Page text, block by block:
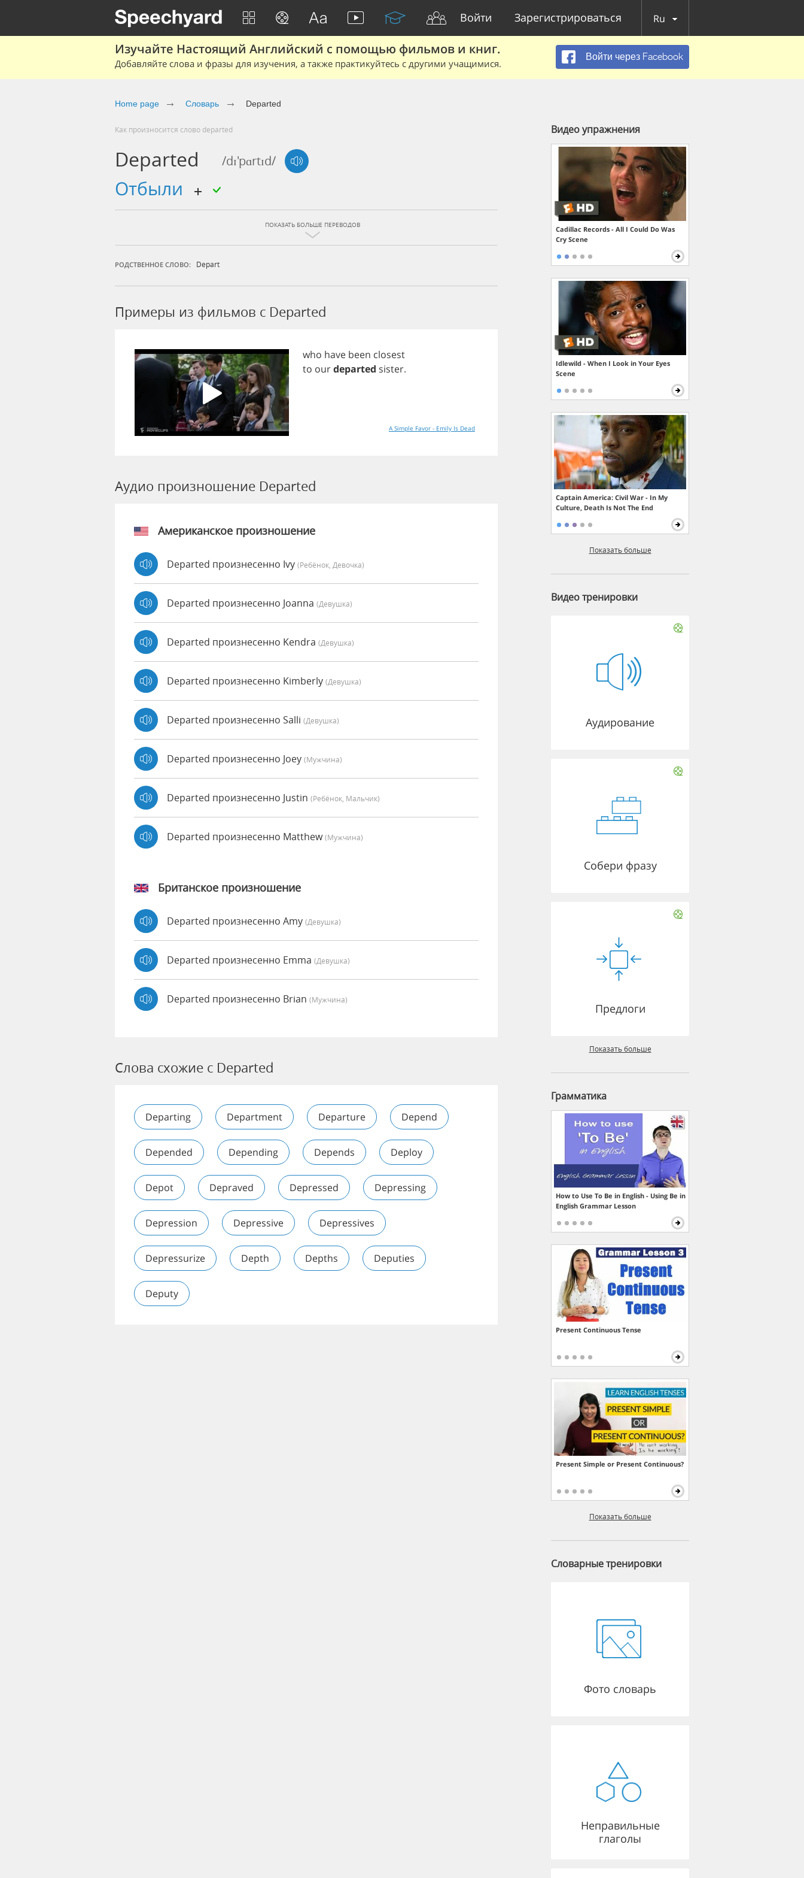
Войти Зарегистрироваться Ru
Изучайте Настоящий Английский с помощью фильмов и книг.
Добавляйте слова и фразы для изучения, а также практикуйтесь с другими учащимися.
Войти через Facebook
Home page Словарь Departed
Как произносится слово departed
Departed /dɪ'pɑrtɪd/
отбыли
ПОКАЗАТЬ БОЛЬШЕ ПЕРЕВОДОВ
РОДСТВЕННОЕ СЛОВО: Depart
Примеры из фильмов c Departed
who have been closest
to ourdeparted sister.
A Simple Favor - Emily Is Dead
Аудио произношение Departed
Американское произношение
Departed произнесенно Ivy (Ребёнок, Девочка)
Departed произнесенно Joanna (девушка)
Departed произнесенно Kendra (девушка)
Departed произнесенно Kimberly (девушка)
Departed произнесенно Salli (девушка)
Departed произнесенно Joey (мужчина)
Departed произнесенно Justin (Ребёнок, Мальчик)
Departed произнесенно Matthew(мужчина)
Британское произношение
Departed произнесенно Amy (девушка)
Departed произнесенно Emma (девушка)
Departed произнесенно Brian (мужчина)
Слова схожие с Departed
Departing Department Departure Depend
Depended Depending Depends Deploy
Depot Depraved Depressed Depressing
Depression Depressive Depressives
Depressurize Depth Depths Deputies
Deputy
Видео упражнения
Cadillac Records - All I Could Do Was
Cry Scene
Idlewild - When I Look in Your Eyes
Scene
Captain America: Civil War - In My
Culture, Death Is Not The End
Показать больше
Видео тренировки
Аудирование
Собери фразу
Предлоги
Показать больше
Грамматика
How to Use To Be in English - Using Be in
English Grammar Lesson
Present Continuous Tense
Present Simple or Present Continuous?
Показать больше
Словарные тренировки
Фото словарь
Неправильные
глаголы